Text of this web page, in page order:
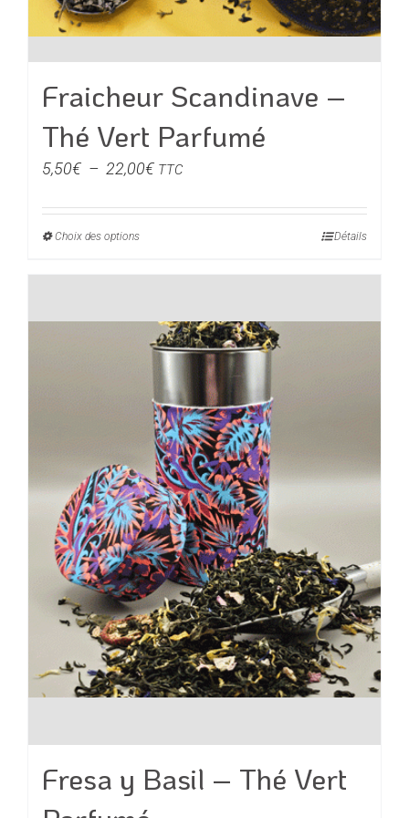
Fraicheur Scandinave –
Thé Vert Parfumé
5,50€ – 22,00€Plage
prix :
TTC
Choix des optionsCe
variations.
Les
options
peuvent
être
choisies
sur
la
page
du
produit
Détails
Fresa y Basil – Thé Vert